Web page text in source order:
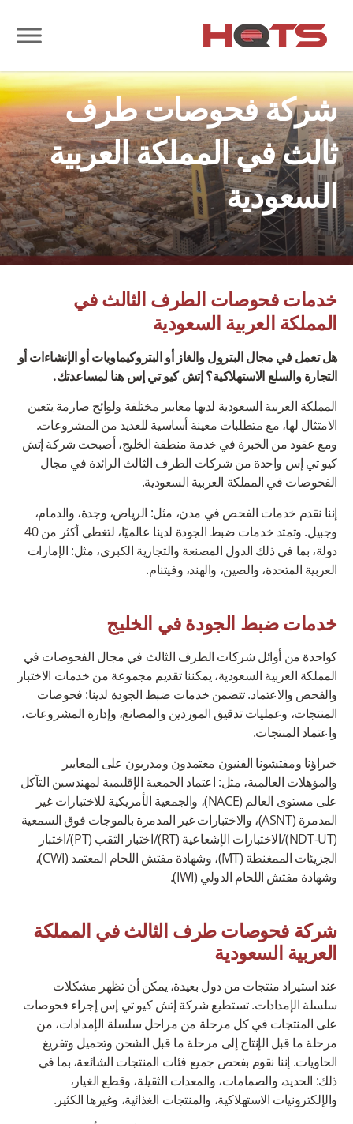
شركة فحوصات طرف
ثالث في المملكة العربية
السعودية
خدمات فحوصات الطرف الثالث في
المملكة العربية السعودية
هل تعمل في مجال البترول والغاز أو البتروكيماويات أو الإنشاءات أو
التجارة والسلع الاستهلاكية؟ إتش كيو تي إس هنا لمساعدتك.
المملكة العربية السعودية لديها معايير مختلفة ولوائح صارمة يتعين
الامتثال لها، مع متطلبات معينة أساسية للعديد من المشروعات.
ومع عقود من الخبرة في خدمة منطقة الخليج، أصبحت شركة إتش
كيو تي إس واحدة من شركات الطرف الثالث الرائدة في مجال
الفحوصات في المملكة العربية السعودية.
إننا نقدم خدمات الفحص في مدن، مثل: الرياض، وجدة، والدمام،
وجبيل. وتمتد خدمات ضبط الجودة لدينا عالميًا، لتغطي أكثر من 40
دولة، بما في ذلك الدول المصنعة والتجارية الكبرى، مثل: الإمارات
العربية المتحدة، والصين، والهند، وفيتنام.
خدمات ضبط الجودة في الخليج
كواحدة من أوائل شركات الطرف الثالث في مجال الفحوصات في
المملكة العربية السعودية، يمكننا تقديم مجموعة من خدمات الاختبار
والفحص والاعتماد. تتضمن خدمات ضبط الجودة لدينا: فحوصات
المنتجات، وعمليات تدقيق الموردين والمصانع، وإدارة المشروعات،
واعتماد المنتجات.
خبراؤنا ومفتشونا الفنيون معتمدون ومدربون على المعايير
والمؤهلات العالمية، مثل: اعتماد الجمعية الإقليمية لمهندسين التآكل
على مستوى العالم (NACE)، والجمعية الأمريكية للاختبارات غير
المدمرة (ASNT)، والاختبارات غير المدمرة بالموجات فوق السمعية
(NDT-UT)/الاختبارات الإشعاعية (RT)/اختبار الثقب (PT)/اختبار
الجزيئات الممغنطة (MT)، وشهادة مفتش اللحام المعتمد (CWI)،
وشهادة مفتش اللحام الدولي (IWI).
شركة فحوصات طرف الثالث في المملكة
العربية السعودية
عند استيراد منتجات من دول بعيدة، يمكن أن تظهر مشكلات
سلسلة الإمدادات. تستطيع شركة إتش كيو تي إس إجراء فحوصات
على المنتجات في كل مرحلة من مراحل سلسلة الإمدادات، من
مرحلة ما قبل الإنتاج إلى مرحلة ما قبل الشحن وتحميل وتفريغ
الحاويات. إننا نقوم بفحص جميع فئات المنتجات الشائعة، بما في
ذلك: الحديد، والصمامات، والمعدات الثقيلة، وقطع الغيار،
والإلكترونيات الاستهلاكية، والمنتجات الغذائية، وغيرها الكثير.